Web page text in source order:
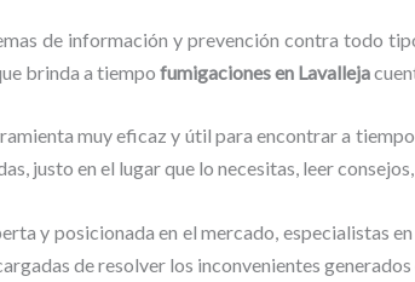
de información y prevención contra todo
brinda a tiempo fumigacionesen Lavalleja
muy eficaz y útil para encontrar a
justo en el lugar que lo necesitas, leer
y posicionada en el mercado, especialistas
de resolver los inconvenientes generados